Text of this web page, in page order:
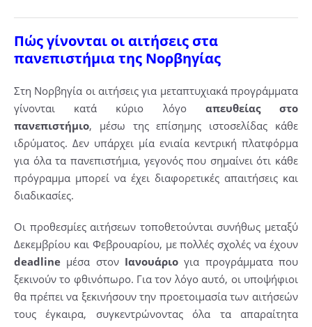
Πώς γίνονται οι αιτήσεις στα
πανεπιστήμια της Νορβηγίας
Στη Νορβηγία οι αιτήσεις για μεταπτυχιακά προγράμματα
γίνονται κατά κύριο λόγο απευθείας στο
πανεπιστήμιο, μέσω της επίσημης ιστοσελίδας κάθε
ιδρύματος. Δεν υπάρχει μία ενιαία κεντρική πλατφόρμα
για όλα τα πανεπιστήμια, γεγονός που σημαίνει ότι κάθε
πρόγραμμα μπορεί να έχει διαφορετικές απαιτήσεις και
διαδικασίες.
Οι προθεσμίες αιτήσεων τοποθετούνται συνήθως μεταξύ
Δεκεμβρίου και Φεβρουαρίου, με πολλές σχολές να έχουν
deadline μέσα στον Ιανουάριογια προγράμματα που
ξεκινούν το φθινόπωρο. Για τον λόγο αυτό, οι υποψήφιοι
θα πρέπει να ξεκινήσουν την προετοιμασία των αιτήσεών
τους έγκαιρα, συγκεντρώνοντας όλα τα απαραίτητα